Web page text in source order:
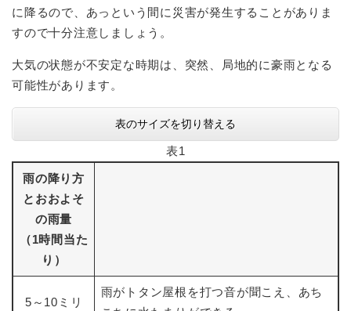
に降るので、あっという間に災害が発生することがありま
すので十分注意しましょう。
大気の状態が不安定な時期は、突然、局地的に豪雨となる
可能性があります。
表のサイズを切り替える
表1
雨の降り方
とおおよそ
の雨量
（1時間当た
り）
5～10ミリ
雨がトタン屋根を打つ音が聞こえ、あち